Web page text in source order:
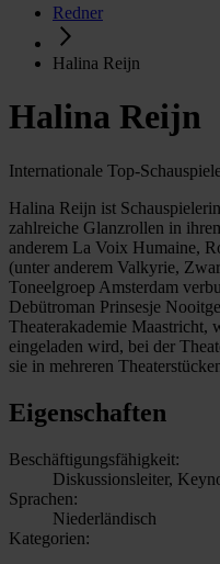
Redner
Halina Reijn
Halina Reijn
Internationale Top-
Halina Reijn ist
zahlreiche Glanzrollen in
anderem La Voix Humaine,
(unter anderem Valkyrie,
Toneelgroep Amsterdam
Debütroman Prinsesje
Theaterakademie Maastricht,
eingeladen wird, bei der
sie in mehreren
Eigenschaften
Beschäftigungsfähigkeit:
Diskussionsleiter,
Sprachen:
Niederländisch
Kategorien: